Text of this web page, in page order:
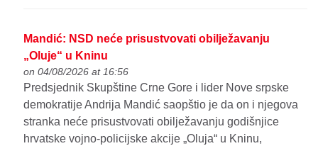
Mandić: NSD neće prisustvovati obilježavanju
„Oluje“ u Kninu
on 04/08/2026 at 16:56
Predsjednik Skupštine Crne Gore i lider Nove srpske
demokratije Andrija Mandić saopštio je da on i njegova
stranka neće prisustvovati obilježavanju godišnjice
hrvatske vojno-policijske akcije „Oluja“ u Kninu,